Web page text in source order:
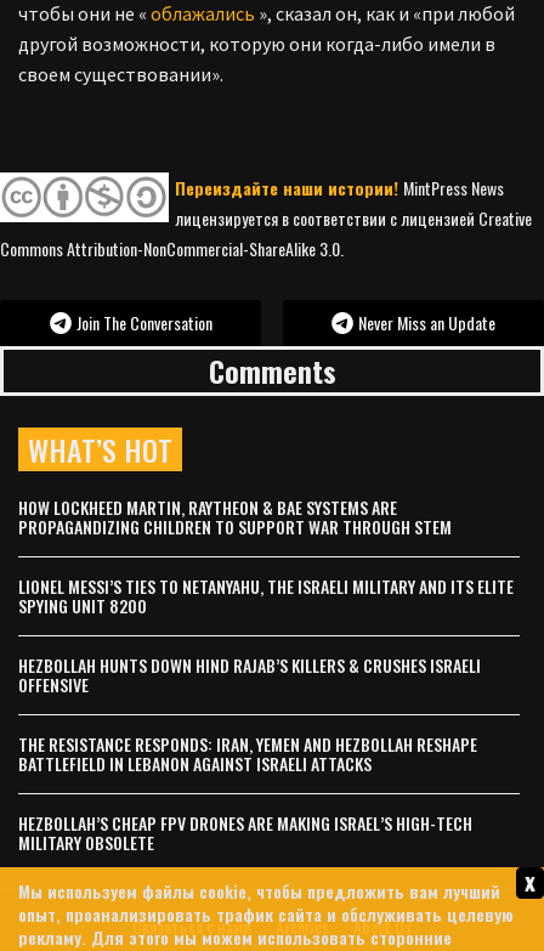
чтобы они не « облажались », сказал он, как и «при любой
другой возможности, которую они когда-либо имели в
своем существовании».
Переиздайте наши истории! MintPress News
лицензируется в соответствии с лицензией Creative
Commons Attribution-NonCommercial-ShareAlike 3.0.
Join The Conversation Never Miss an Update
Comments
WHAT’S HOT
HOW LOCKHEED MARTIN, RAYTHEON & BAE SYSTEMS ARE
PROPAGANDIZING CHILDREN TO SUPPORT WAR THROUGH STEM
LIONEL MESSI’S TIES TO NETANYAHU, THE ISRAELI MILITARY AND ITS ELITE
SPYING UNIT 8200
HEZBOLLAH HUNTS DOWN HIND RAJAB’S KILLERS & CRUSHES ISRAELI
OFFENSIVE
THE RESISTANCE RESPONDS: IRAN, YEMEN AND HEZBOLLAH RESHAPE
BATTLEFIELD IN LEBANON AGAINST ISRAELI ATTACKS
HEZBOLLAH’S CHEAP FPV DRONES ARE MAKING ISRAEL’S HIGH-TECH
MILITARY OBSOLETE
Связаться с нами Archives
About Us
x
Мы используем файлы cookie, чтобы предложить вам лучший
опыт, проанализировать трафик сайта и обслуживать целевую
рекламу. Для этого мы можем использовать сторонние